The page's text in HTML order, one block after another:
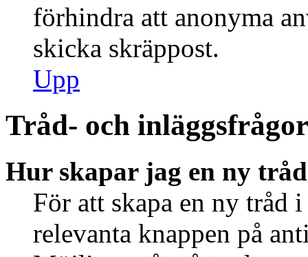
förhindra att anonyma
skicka skräppost.
Upp
Tråd- och inläggsfrågor
Hur skapar jag en ny
För att skapa en ny tråd
relevanta knappen på